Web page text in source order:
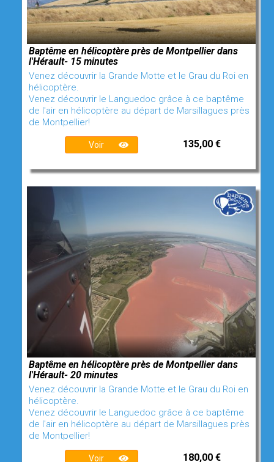
Baptême en hélicoptère près de Montpellier dans
l'Hérault- 15 minutes
Venez découvrir la Grande Motte et le Grau du Roi en
hélicoptère.
Venez découvrir le Languedoc grâce à ce baptême
de l'air en hélicoptère au départ de Marsillagues près
de Montpellier!
Voir 135,00 €
Baptême en hélicoptère près de Montpellier dans
l'Hérault- 20 minutes
Venez découvrir la Grande Motte et le Grau du Roi en
hélicoptère.
Venez découvrir le Languedoc grâce à ce baptême
de l'air en hélicoptère au départ de Marsillagues près
de Montpellier!
Voir 180,00 €